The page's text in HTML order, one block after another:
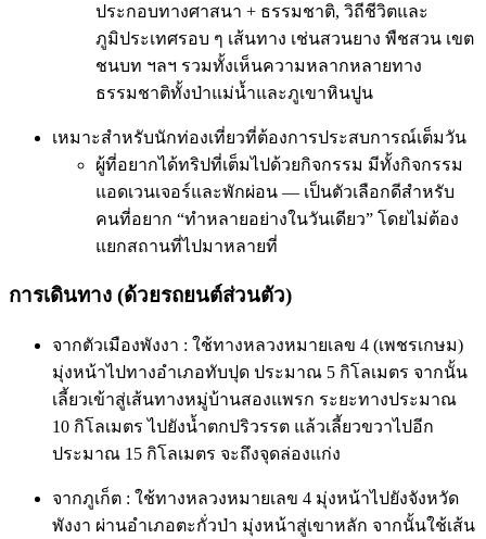
ประกอบทางศาสนา + ธรรมชาติ, วิถีชีวิตและ
ภูมิประเทศรอบ ๆ เส้นทาง เช่นสวนยาง พืชสวน เขต
ชนบท ฯลฯ รวมทั้งเห็นความหลากหลายทาง
ธรรมชาติทั้งป่าแม่น้ำและภูเขาหินปูน
เหมาะสำหรับนักท่องเที่ยวที่ต้องการประสบการณ์เต็มวัน
ผู้ที่อยากได้ทริปที่เต็มไปด้วยกิจกรรม มีทั้งกิจกรรม
แอดเวนเจอร์และพักผ่อน — เป็นตัวเลือกดีสำหรับ
คนที่อยาก “ทำหลายอย่างในวันเดียว” โดยไม่ต้อง
แยกสถานที่ไปมาหลายที่
การเดินทาง (ด้วยรถยนต์ส่วนตัว)
จากตัวเมืองพังงา : ใช้ทางหลวงหมายเลข 4 (เพชรเกษม)
มุ่งหน้าไปทางอำเภอทับปุด ประมาณ 5 กิโลเมตร จากนั้น
เลี้ยวเข้าสู่เส้นทางหมู่บ้านสองแพรก ระยะทางประมาณ
10 กิโลเมตร ไปยังน้ำตกปริวรรต แล้วเลี้ยวขวาไปอีก
ประมาณ 15 กิโลเมตร จะถึงจุดล่องแก่ง
จากภูเก็ต : ใช้ทางหลวงหมายเลข 4 มุ่งหน้าไปยังจังหวัด
พังงา ผ่านอำเภอตะกั่วป่า มุ่งหน้าสู่เขาหลัก จากนั้นใช้เส้น